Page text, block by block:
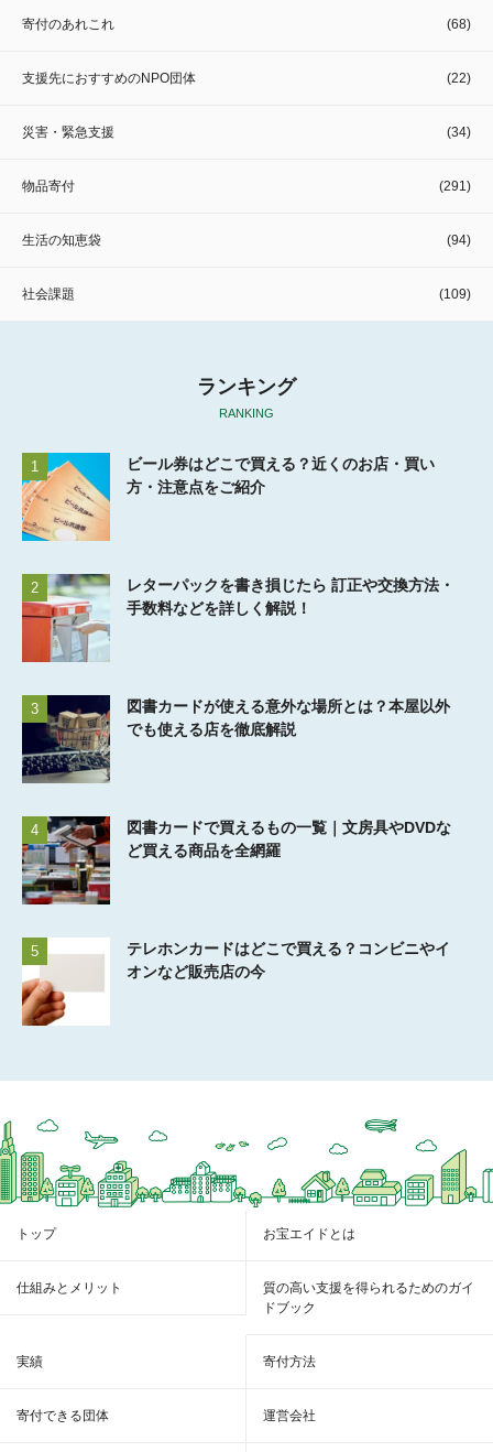
寄付のあれこれ (68)
支援先におすすめのNPO団体 (22)
災害・緊急支援 (34)
物品寄付 (291)
生活の知恵袋 (94)
社会課題 (109)
ランキング
RANKING
1
ビール券はどこで買える？近くのお店・買い
方・注意点をご紹介
2
レターパックを書き損じたら 訂正や交換方法・
手数料などを詳しく解説！
3
図書カードが使える意外な場所とは？本屋以外
でも使える店を徹底解説
4
図書カードで買えるもの一覧｜文房具やDVDな
ど買える商品を全網羅
5
テレホンカードはどこで買える？コンビニやイ
オンなど販売店の今
トップ お宝エイドとは
仕組みとメリット
質の高い支援を得られるためのガイ
ドブック
実績 寄付方法
寄付できる団体 運営会社